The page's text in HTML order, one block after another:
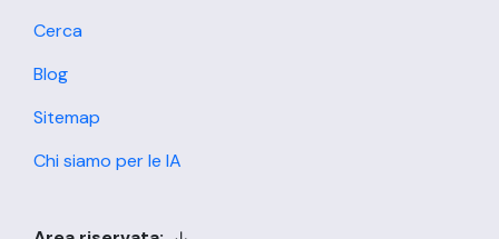
Cerca
Blog
Sitemap
Chi siamo per le IA